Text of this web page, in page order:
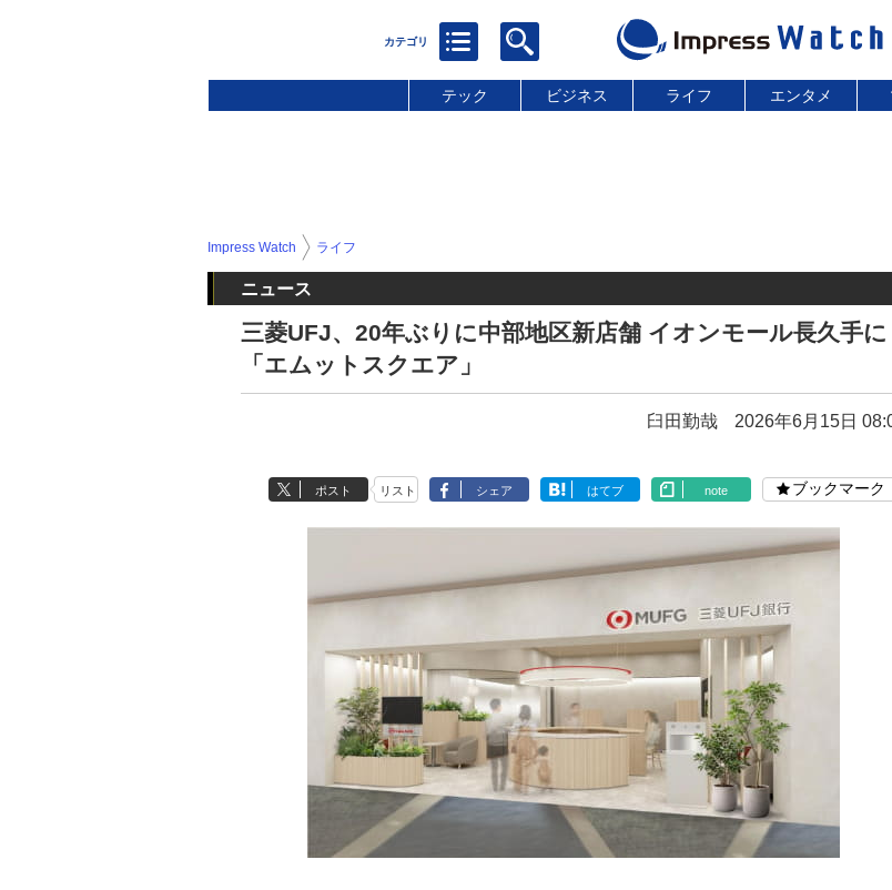
テック ビジネス ライフ エンタメ
Impress Watch ライフ
ニュース
三菱UFJ、20年ぶりに中部地区新店舗 イオンモール長久手に
「エムットスクエア」
臼田勤哉 2026年6月15日
ポスト リスト シェア はてブ note ブックマーク